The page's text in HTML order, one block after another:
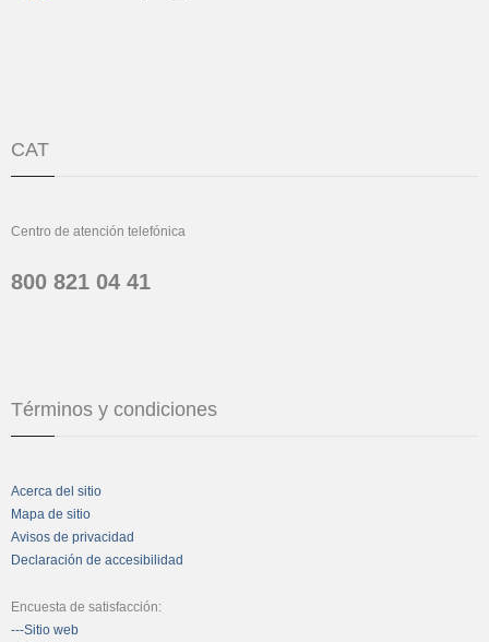
CAT
Centro de atención telefónica
800 821 04 41
Términos y condiciones
Acerca del sitio
Mapa de sitio
Avisos de privacidad
Declaración de accesibilidad
Encuesta de satisfacción:
---Sitio web